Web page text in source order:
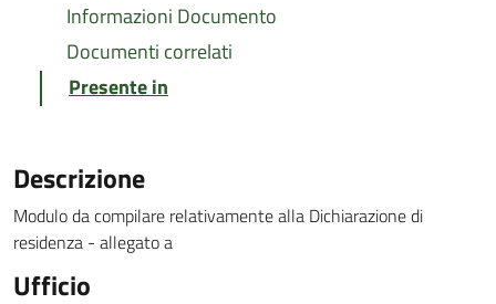
Informazioni Documento
Documenti correlati
Presente in
Descrizione
Modulo da compilare relativamente alla Dichiarazione di
residenza - allegato a
Ufficio